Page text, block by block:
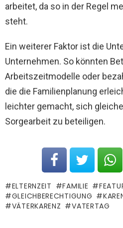
arbeitet, da so in der Regel
steht.
Ein weiterer Faktor ist die
Unternehmen. So könnten
Arbeitszeitmodelle oder
die die Familienplanung
leichter gemacht, sich
Sorgearbeit zu beteiligen.
ELTERNZEIT FAMILIE
GLEICHBERECHTIGUNG
VÄTERKARENZ
VATERTAG